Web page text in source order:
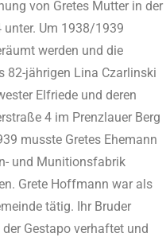
von Gretes Mutter in der
unter. Um 1938/1939
werden und die
82-jährigen Lina Czarlinski
Elfriede und deren
4 im Prenzlauer Berg
musste Gretes Ehemann
und Munitionsfabrik
Grete Hoffmann war als
tätig. Ihr Bruder
Gestapo verhaftet und